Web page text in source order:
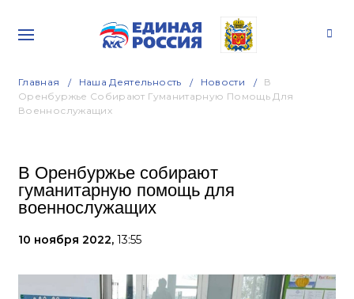
Главная Наша Деятельность Новости
В
Оренбуржье Собирают Гуманитарную Помощь Для
Военнослужащих
В Оренбуржье собирают
гуманитарную помощь для
военнослужащих
10 ноября 2022, 13:55